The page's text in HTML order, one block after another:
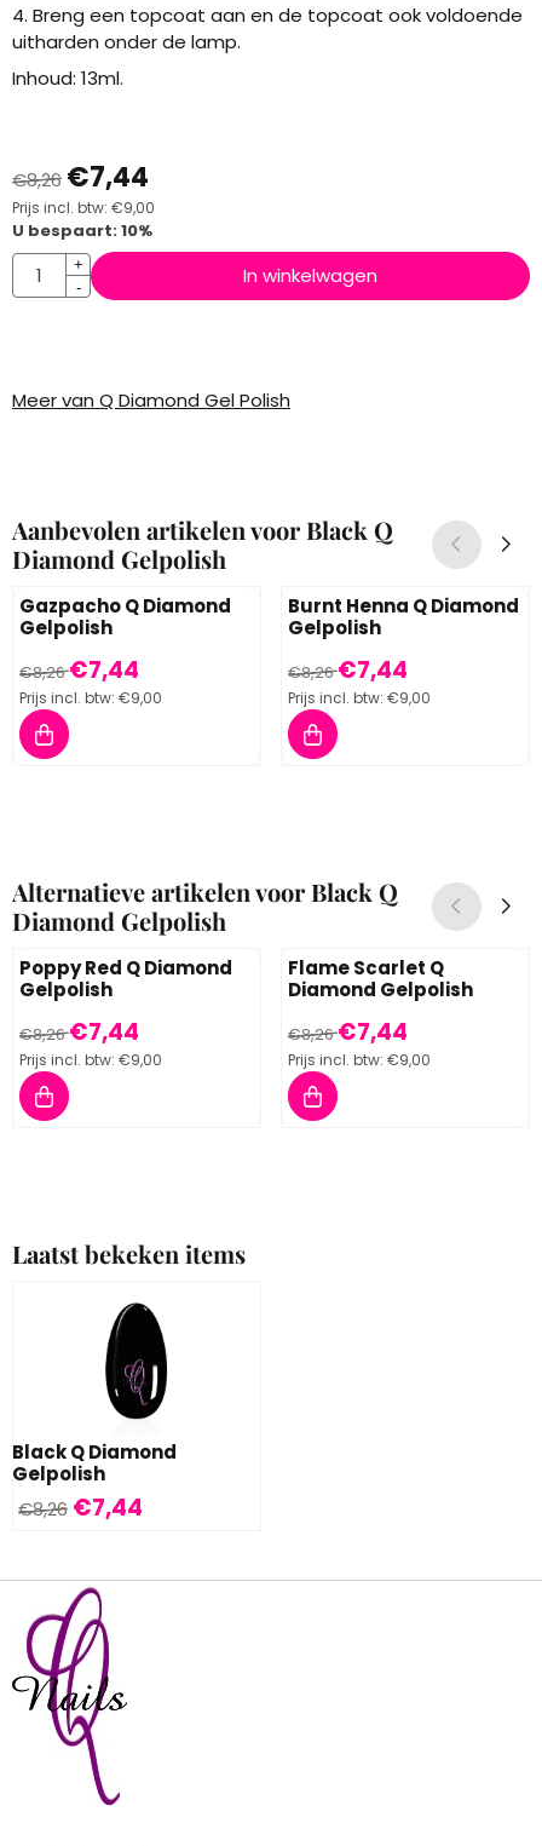
4. Breng een topcoat aan en de topcoat ook voldoende
uitharden onder de lamp.
Inhoud: 13ml.
€8,26 €7,44
Prijs incl. btw: €9,00
U bespaart:10%
Aantal
+
-
In winkelwagen
Meer van Q Diamond Gel Polish
Aanbevolen artikelen voorBlack Q
Diamond Gelpolish
Gazpacho Q Diamond
Gelpolish
Van 8,26 voor 7,44, inclusief btw: 9,00
€8,26€7,44
Prijs incl. btw: €9,00
Burnt Henna Q Diamond
Gelpolish
Van 8,26 voor 7,44, inclusief
€8,26€7,44
Prijs incl. btw: €9,00
Alternatieve artikelen voorBlack Q
Diamond Gelpolish
Poppy Red Q Diamond
Gelpolish
Van 8,26 voor 7,44, inclusief btw: 9,00
€8,26€7,44
Prijs incl. btw: €9,00
Flame Scarlet Q
Diamond Gelpolish
Van 8,26 voor 7,44, inclusief
€8,26€7,44
Prijs incl. btw: €9,00
Laatst bekeken items
Black Q Diamond
Gelpolish
€8,26 €7,44